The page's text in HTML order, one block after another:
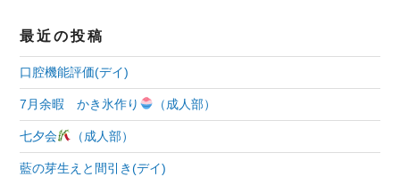
ー
シ
ョ
ン
最近の投稿
口腔機能評価(デイ)
7月余暇 かき氷作り （成人部）
七夕会 （成人部）
藍の芽生えと間引き(デイ)